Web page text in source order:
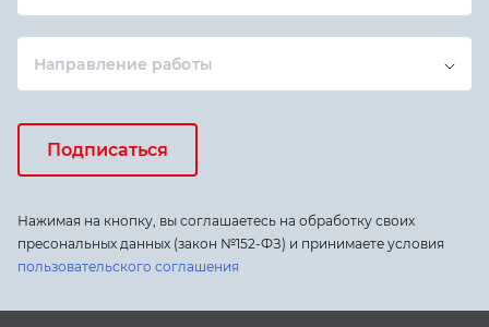
Направление работы
Подписаться
Нажимая на кнопку, вы соглашаетесь на обработку своих
пресональных данных (закон №152-ФЗ) и принимаете условия
пользовательского соглашения